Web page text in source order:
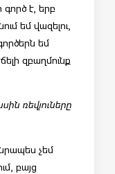
գործ է, երբ
եմ վազելու,
եմ
զբաղմունք
ռեվյուները
չեմ
բայց